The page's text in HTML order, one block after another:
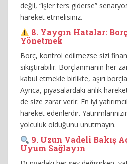
değil, “işler ters giderse”
hareket etmelisiniz.
8. Yaygın Hatalar:
Yönetmek
Borç, kontrol edilmezse sizi
sıkıştırabilir. Borçlanmanın her
kabul etmekle birlikte, aşırı
Ayrıca, piyasalardaki anlık
de size zarar verir. En iyi
hareket edenlerdir.
yolculuk olduğunu unutmayın.
9. Uzun Vadeli Bakış
Uyum Sağlayın